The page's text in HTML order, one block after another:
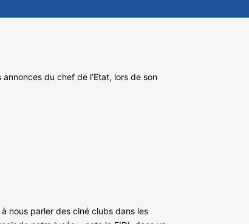
du chef de l’Etat, lors de son
nous parler des ciné clubs dans les